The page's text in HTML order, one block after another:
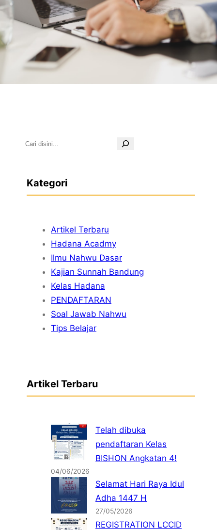
S
Kategori
Artikel Terbaru
Hadana Acadmy
Ilmu Nahwu Dasar
Kajian Sunnah Bandung
Kelas Hadana
PENDAFTARAN
Soal Jawab Nahwu
Tips Belajar
Artikel Terbaru
Telah dibuka
pendaftaran Kelas
BISHON Angkatan 4!
04/06/2026
Selamat Hari Raya Idul
Adha 1447 H
27/05/2026
REGISTRATION LCCID